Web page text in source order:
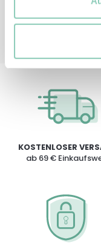
KOSTENLOSER
ab 69 €